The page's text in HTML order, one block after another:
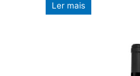
Ler mais